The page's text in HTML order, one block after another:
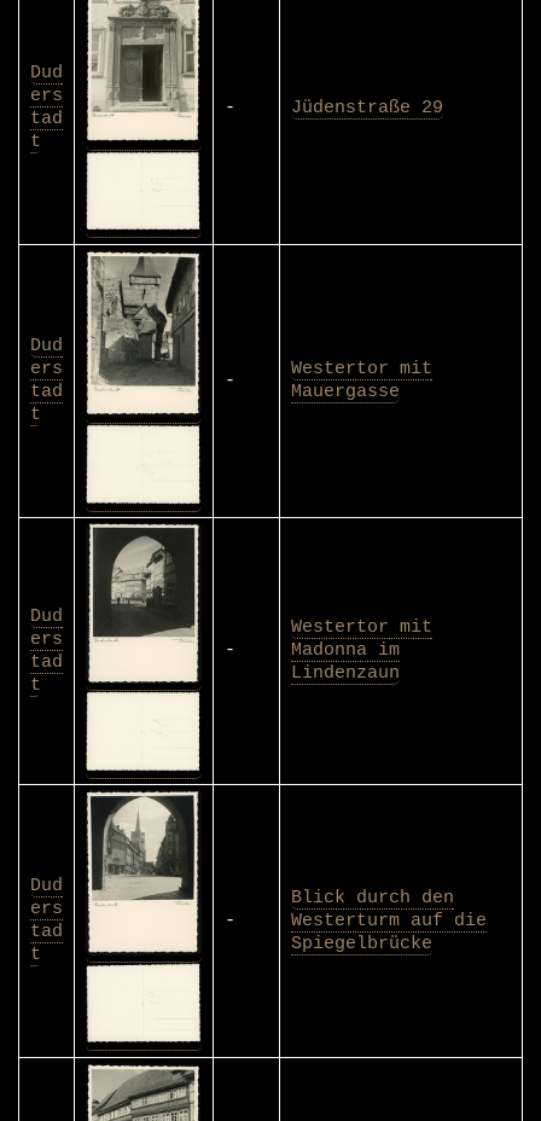
Dud
ers
tad
t
- Jüdenstraße 29
Dud
ers
tad
t
-
Westertor mit
Mauergasse
Dud
ers
tad
t
-
Westertor mit
Madonna im
Lindenzaun
Dud
ers
tad
t
-
Blick durch den
Westerturm auf die
Spiegelbrücke